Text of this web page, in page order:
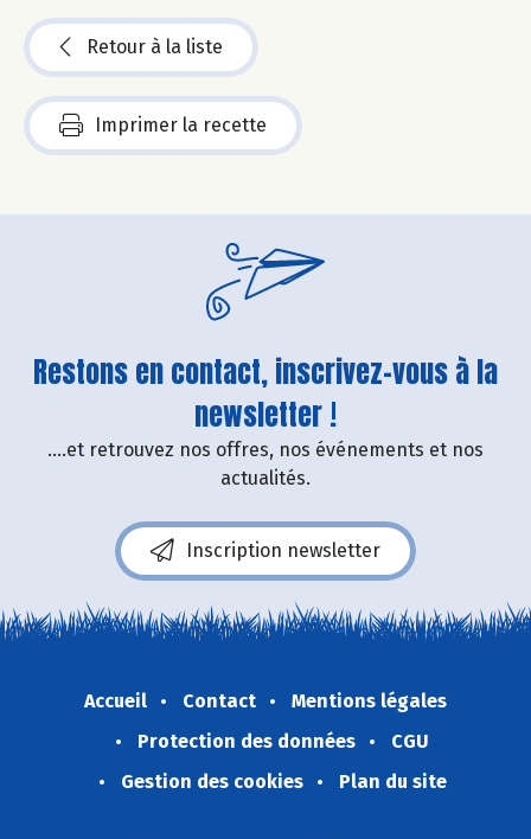
Retour à la liste
Imprimer la recette
Restons en contact, inscrivez-vous à la
newsletter !
....et retrouvez nos offres, nos événements et nos
actualités.
Inscription newsletter
Accueil Contact
Mentions légales
Protection des données
CGU
Gestion des cookies
Plan du site